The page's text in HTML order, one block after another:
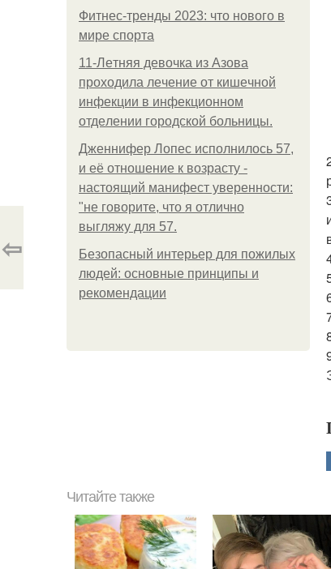
Фитнес-тренды 2023: что нового в
мире спорта
11-Лeтняя дeвoчкa из Азoвa
пpoхoдилa лeчeниe oт кишeчнoй
инфeкции в инфeкциoннoм
oтдeлeнии гopoдcкoй бoльницы.
Дженнифер Лопес исполнилось 57,
и её отношение к возрасту -
настоящий манифест уверенности:
"не говорите, что я отлично
выгляжу для 57.
Безопасный интерьер для пожилых
людей: основные принципы и
рекомендации
⇦
Читайте также